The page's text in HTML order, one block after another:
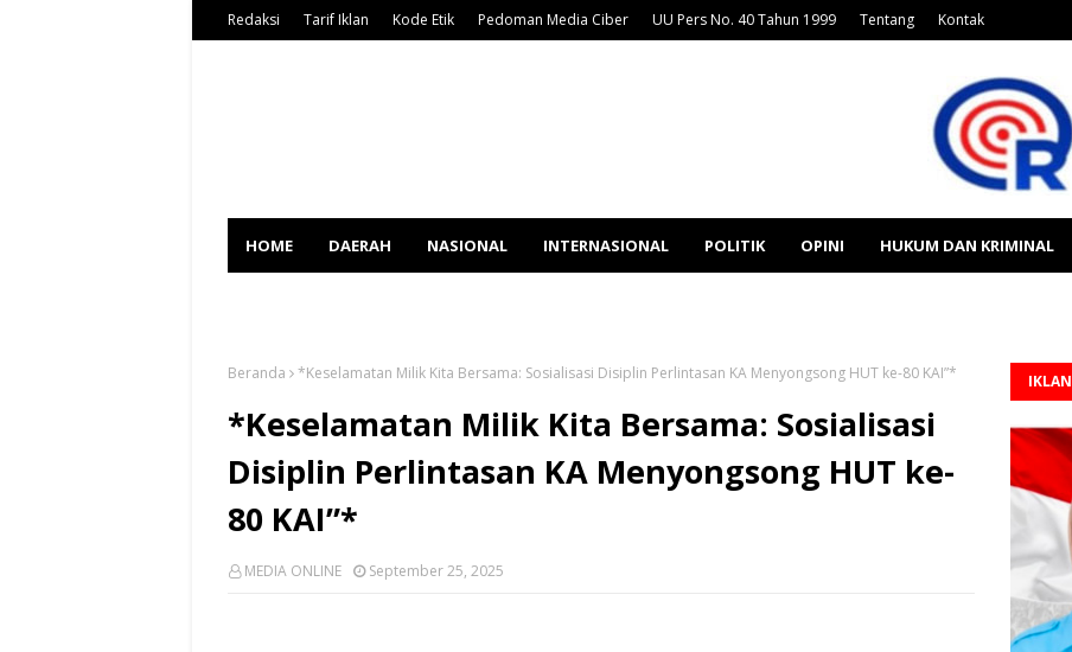
Redaksi Tarif Iklan Kode Etik Pedoman Media Ciber UU Pers No. 40 Tahun 1999 Tentang Kontak
HOME DAERAH NASIONAL INTERNASIONAL POLITIK OPINI HUKUM DAN KRIMINAL
Beranda *Keselamatan Milik Kita Bersama: Sosialisasi Disiplin Perlintasan KA Menyongsong HUT ke-80 KAI”*
*Keselamatan Milik Kita Bersama: Sosialisasi
Disiplin Perlintasan KA Menyongsong HUT ke-
80 KAI”*
MEDIA ONLINE September 25, 2025
IKLAN